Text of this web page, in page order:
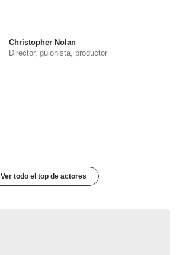
Christopher Nolan
Director, guionista, productor
Ver todo el top de actores